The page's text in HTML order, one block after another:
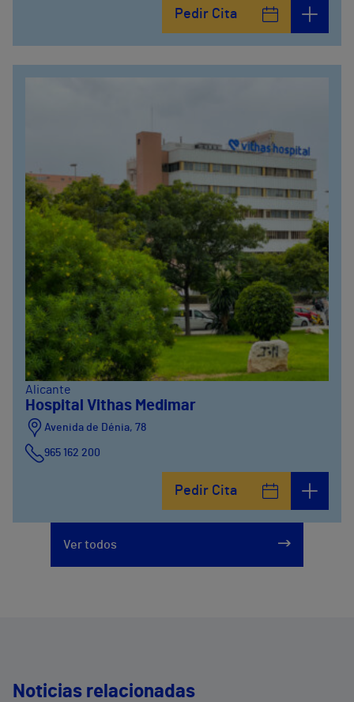
Pedir Cita
Alicante
Hospital Vithas Medimar
Avenida de Dénia, 78
965 162 200
Pedir Cita
Ver todos
Noticias relacionadas